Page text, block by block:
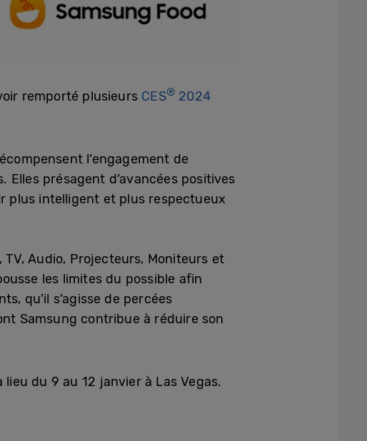
remporté plusieurs CES®2024
l’engagement de
présagent d’avancées positives
plus intelligent et plus respectueux
Audio, Projecteurs, Moniteurs et
les limites du possible afin
qu’il s’agisse de percées
Samsung contribue à réduire son
du 9 au 12 janvier à Las Vegas.